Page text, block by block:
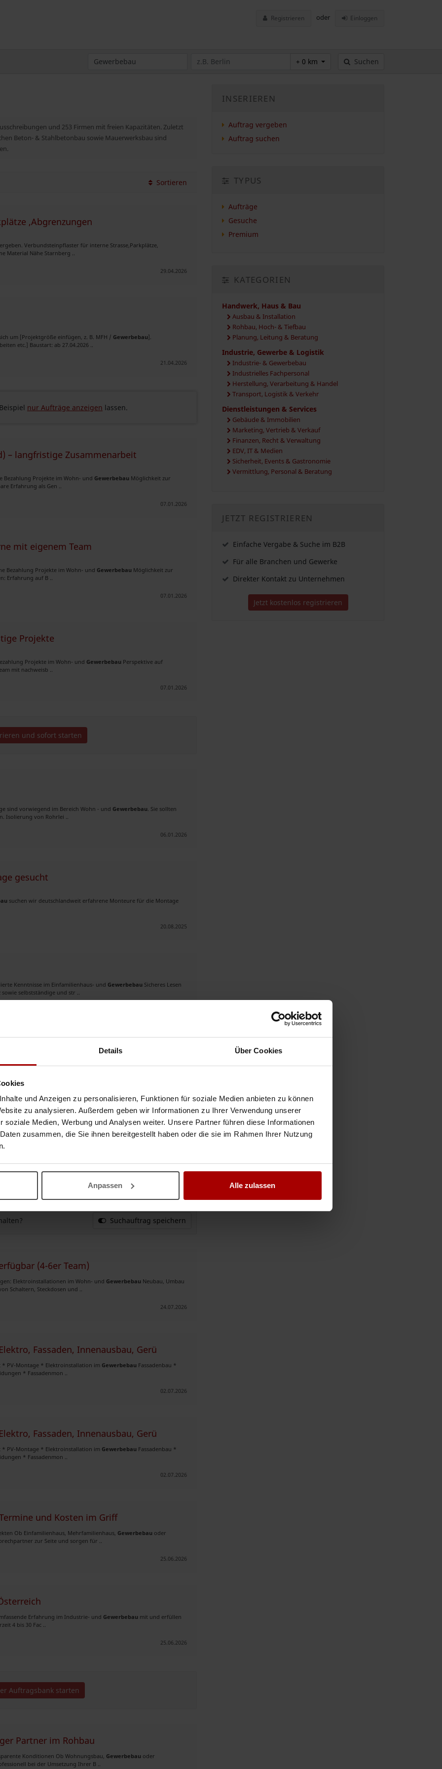
Details Über Cookies
und Anzeigen zu personalisieren, Funktionen für soziale Medien anbieten zu können
zu analysieren. Außerdem geben wir Informationen zu Ihrer Verwendung unserer
soziale Medien, Werbung und Analysen weiter. Unsere Partner führen diese Informationen
zusammen, die Sie ihnen bereitgestellt haben oder die sie im Rahmen Ihrer Nutzung
Anpassen Alle zulassen
Registrieren oder Einloggen
+ 0 km Suchen
und 253 Firmen mit freien Kapazitäten. Zuletzt
Beton- & Stahlbetonbau sowie Mauerwerksbau sind
Sortieren
,Abgrenzungen
Verbundsteinpflaster für interne Strasse,Parkplätze,
Material Nähe Starnberg ..
29.04.2026
um [Projektgröße einfügen, z. B. MFH / Gewerbebau].
etc.] Baustart: ab 27.04.2026 ..
21.04.2026
nur Aufträge anzeigen lassen.
– langfristige Zusammenarbeit
Bezahlung Projekte im Wohn- und Gewerbebau Möglichkeit zur
Erfahrung als Gen ..
07.01.2026
mit eigenem Team
Bezahlung Projekte im Wohn- und Gewerbebau Möglichkeit zur
Erfahrung auf B ..
07.01.2026
Projekte
Projekte im Wohn- und Gewerbebau Perspektive auf
mit nachweisb ..
07.01.2026
und sofort starten
sind vorwiegend im Bereich Wohn - und Gewerbebau. Sie sollten
Isolierung von Rohrlei ..
06.01.2026
gesucht
suchen wir deutschlandweit erfahrene Monteure für die Montage
20.08.2025
Kenntnisse im Einfamilienhaus- und Gewerbebau Sicheres Lesen
selbstständige und str ..
Betonbau, EFH, DHH, MFH sowieGewerbebau05. Zimmerer und
07. Fassadena ..
02.08.2026
| bundesweit | ab 34 €/Std.
Poroton ✔ Rohbauarbeiten ✔ Neubau und
mit kommunikat ..
Suchauftrag speichern
(4-6er Team)
Elektroinstallationen im Wohn- und Gewerbebau Neubau, Umbau
Schaltern, Steckdosen und ..
24.07.2026
Fassaden, Innenausbau, Gerü
PV-Montage * Elektroinstallation im Gewerbebau Fassadenbau *
* Fassadenmon ..
02.07.2026
Fassaden, Innenausbau, Gerü
PV-Montage * Elektroinstallation im Gewerbebau Fassadenbau *
* Fassadenmon ..
02.07.2026
und Kosten im Griff
Ob Einfamilienhaus, Mehrfamilienhaus, Gewerbebau oder
zur Seite und sorgen für ..
25.06.2026
Erfahrung im Industrie- und Gewerbebau mit und erfüllen
4 bis 30 Fac ..
25.06.2026
Auftragsbank starten
Partner im Rohbau
Konditionen Ob Wohnungsbau, Gewerbebau oder
bei der Umsetzung Ihrer B ..
INSERIEREN
Auftrag vergeben
Auftrag suchen
TYPUS
Aufträge
Gesuche
Premium
KATEGORIEN
Handwerk, Haus & Bau
Ausbau & Installation
Rohbau, Hoch- & Tiefbau
Planung, Leitung & Beratung
Industrie, Gewerbe & Logistik
Industrie- & Gewerbebau
Industrielles Fachpersonal
Herstellung, Verarbeitung & Handel
Transport, Logistik & Verkehr
Dienstleistungen & Services
Gebäude & Immobilien
Marketing, Vertrieb & Verkauf
Finanzen, Recht & Verwaltung
EDV, IT & Medien
Sicherheit, Events & Gastronomie
Vermittlung, Personal & Beratung
JETZT REGISTRIEREN
Einfache Vergabe & Suche im B2B
Für alle Branchen und Gewerke
Direkter Kontakt zu Unternehmen
Jetzt kostenlos registrieren